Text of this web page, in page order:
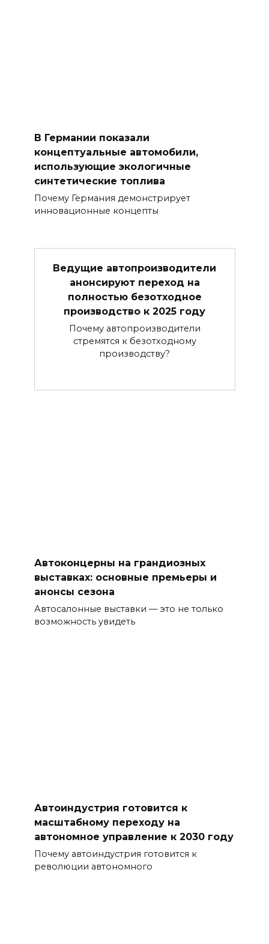
В Германии показали
концептуальные автомобили,
использующие экологичные
синтетические топлива
Почему Германия демонстрирует
инновационные концепты
Ведущие автопроизводители
анонсируют переход на
полностью безотходное
производство к 2025 году
Почему автопроизводители
стремятся к безотходному
производству?
Автоконцерны на грандиозных
выставках: основные премьеры и
анонсы сезона
Автосалонные выставки — это не только
возможность увидеть
Автоиндустрия готовится к
масштабному переходу на
автономное управление к 2030 году
Почему автоиндустрия готовится к
революции автономного